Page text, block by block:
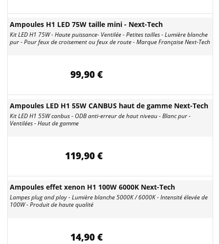
Ampoules H1 LED 75W taille mini - Next-Tech
Kit LED H1 75W - Haute puissance- Ventilée - Petites tailles - Lumière blanche
pur - Pour feux de croisement ou feux de route - Marque Française Next-Tech
99,90 €
Ampoules LED H1 55W CANBUS haut de gamme Next-Tech
Kit LED H1 55W canbus - ODB anti-erreur de haut niveau - Blanc pur -
Ventilées - Haut de gamme
119,90 €
Ampoules effet xenon H1 100W 6000K Next-Tech
Lampes plug and play - Lumière blanche 5000K / 6000K - Intensité élevée de
100W - Produit de haute qualité
14,90 €